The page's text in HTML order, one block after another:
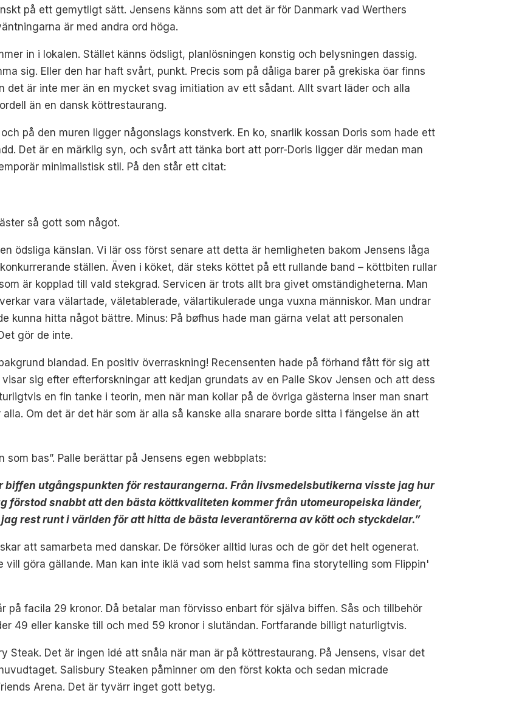
på ett gemytligt sätt. Jensens känns som att det är för Danmark vad Werthers
är med andra ord höga.
in i lokalen. Stället känns ödsligt, planlösningen konstig och belysningen dassig.
sig. Eller den har haft svårt, punkt. Precis som på dåliga barer på grekiska öar finns
det är inte mer än en mycket svag imitiation av ett sådant. Allt svart läder och alla
än en dansk köttrestaurang.
på den muren ligger någonslags konstverk. En ko, snarlik kossan Doris som hade ett
Det är en märklig syn, och svårt att tänka bort att porr-Doris ligger där medan man
minimalistisk stil. På den står ett citat:
så gott som något.
ödsliga känslan. Vi lär oss först senare att detta är hemligheten bakom Jensens låga
ställen. Även i köket, där steks köttet på ett rullande band – köttbiten rullar
är kopplad till vald stekgrad. Servicen är trots allt bra givet omständigheterna. Man
vara välartade, väletablerade, välartikulerade unga vuxna människor. Man undrar
kunna hitta något bättre. Minus: På bøfhus hade man gärna velat att personalen
gör de inte.
blandad. En positiv överraskning! Recensenten hade på förhand fått för sig att
sig efter efterforskningar att kedjan grundats av en Palle Skov Jensen och att dess
en fin tanke i teorin, men när man kollar på de övriga gästerna inser man snart
Om det är det här som är alla så kanske alla snarare borde sitta i fängelse än att
som bas”. Palle berättar på Jensens egen webbplats:
biffen utgångspunkten för restaurangerna. Från livsmedelsbutikerna visste jag hur
förstod snabbt att den bästa köttkvaliteten kommer från utomeuropeiska länder,
rest runt i världen för att hitta de bästa leverantörerna av kött och styckdelar.”
att samarbeta med danskar. De försöker alltid luras och de gör det helt ogenerat.
vill göra gällande. Man kan inte iklä vad som helst samma fina storytelling som Flippin'
på facila 29 kronor. Då betalar man förvisso enbart för själva biffen. Sås och tillbehör
49 eller kanske till och med 59 kronor i slutändan. Fortfarande billigt naturligtvis.
Steak. Det är ingen idé att snåla när man är på köttrestaurang. På Jensens, visar det
Salisbury Steaken påminner om den först kokta och sedan micrade
Arena. Det är tyvärr inget gott betyg.